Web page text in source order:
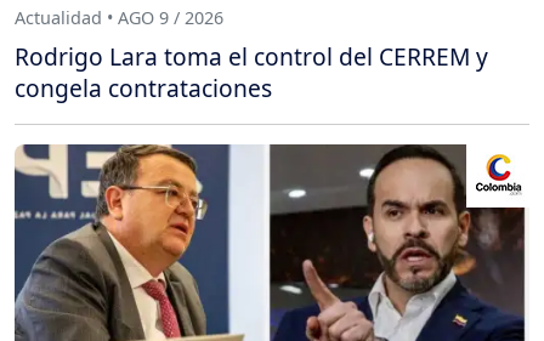
Actualidad • AGO 9 / 2026
Rodrigo Lara toma el control del CERREM y
congela contrataciones